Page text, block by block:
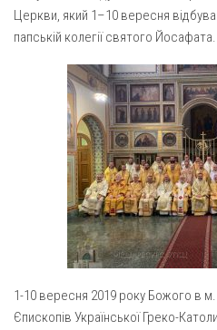
Архистратига
Покрови Пресвятої
Преображенська
Парафія
Золочів)
Парафія Різдва
(Красноград)
Парохії Полтавської області
Пресвятої Трійці (м.
Всіх Святих
Свято-Юріївська
Архистратига Михаїла
Газета Християнський голос
Надруковані числа
Молитви
Рух pro-life
Церкви, який 1–10 вересня
папській колегії святого Йосафата.
1-10 вересня 2019 року Божого в
Єпископів Української Греко-